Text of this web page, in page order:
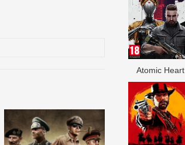
Atomic Heart